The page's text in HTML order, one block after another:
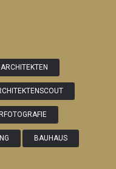
ARCHITEKTEN
BAUHAUS